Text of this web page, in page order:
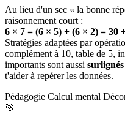
Au lieu d'un sec « la bonne
raisonnement court :
6 × 7 = (6 × 5) + (6 × 2) = 30
Stratégies adaptées par
complément à 10, table de 5,
importants sont aussi surlignés
t'aider à repérer les données.
Pédagogie Calcul mental
🎯